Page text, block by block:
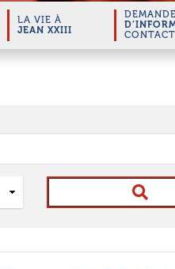
LA VIE À
JEAN XXIII
DEMANDE
CONTACT